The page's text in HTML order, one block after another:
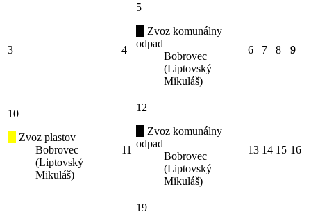
3 4
5
Zvoz komunálny
odpad
Bobrovec
(Liptovský
Mikuláš)
6 7 8 9
10
Zvoz plastov
Bobrovec
(Liptovský
Mikuláš)
11
12
Zvoz komunálny
odpad
Bobrovec
(Liptovský
Mikuláš)
13 14 15 16
19